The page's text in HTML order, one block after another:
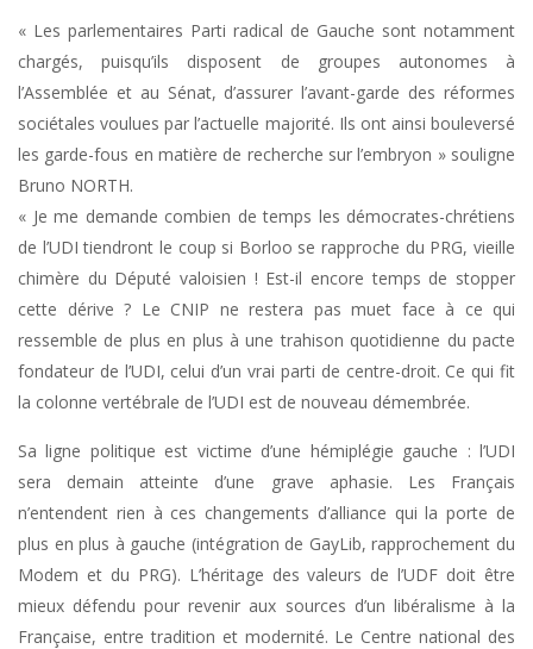
« Les parlementaires Parti radical de Gauche sont notamment
chargés, puisqu’ils disposent de groupes autonomes à
l’Assemblée et au Sénat, d’assurer l’avant-garde des réformes
sociétales voulues par l’actuelle majorité. Ils ont ainsi bouleversé
les garde-fous en matière de recherche sur l’embryon » souligne
Bruno NORTH.
« Je me demande combien de temps les démocrates-chrétiens
de l’UDI tiendront le coup si Borloo se rapproche du PRG, vieille
chimère du Député valoisien ! Est-il encore temps de stopper
cette dérive ? Le CNIP ne restera pas muet face à ce qui
ressemble de plus en plus à une trahison quotidienne du pacte
fondateur de l’UDI, celui d’un vrai parti de centre-droit. Ce qui fit
la colonne vertébrale de l’UDI est de nouveau démembrée.
Sa ligne politique est victime d’une hémiplégie gauche : l’UDI
sera demain atteinte d’une grave aphasie. Les Français
n’entendent rien à ces changements d’alliance qui la porte de
plus en plus à gauche (intégration de GayLib, rapprochement du
Modem et du PRG). L’héritage des valeurs de l’UDF doit être
mieux défendu pour revenir aux sources d’un libéralisme à la
Française, entre tradition et modernité. Le Centre national des